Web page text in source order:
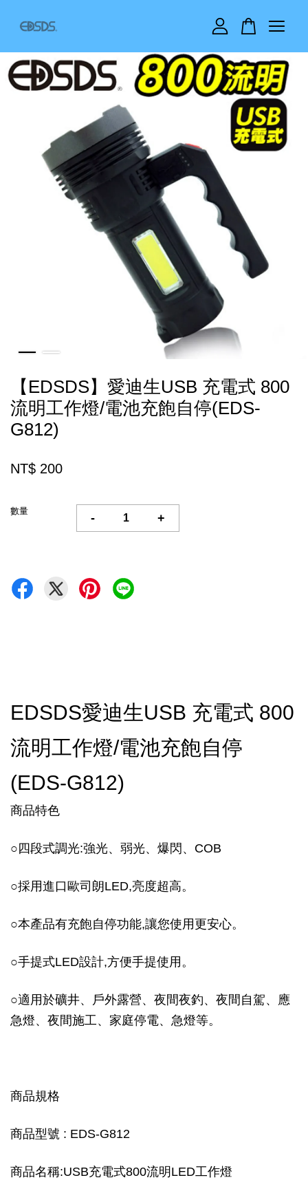
【EDSDS】愛迪生USB 充電式 800
流明工作燈/電池充飽自停(EDS-
G812)
NT$ 200
數量
- +
EDSDS愛迪生USB 充電式 800
流明工作燈/電池充飽自停
(EDS-G812)
商品特色
○四段式調光:強光、弱光、爆閃、COB
○採用進口歐司朗LED,亮度超高。
○本產品有充飽自停功能,讓您使用更安心。
○手提式LED設計,方便手提使用。
○適用於礦井、戶外露營、夜間夜釣、夜間自駕、應
急燈、夜間施工、家庭停電、急燈等。
商品規格
商品型號 : EDS-G812
商品名稱:USB充電式800流明LED工作燈
您的購物車目前還是空的。